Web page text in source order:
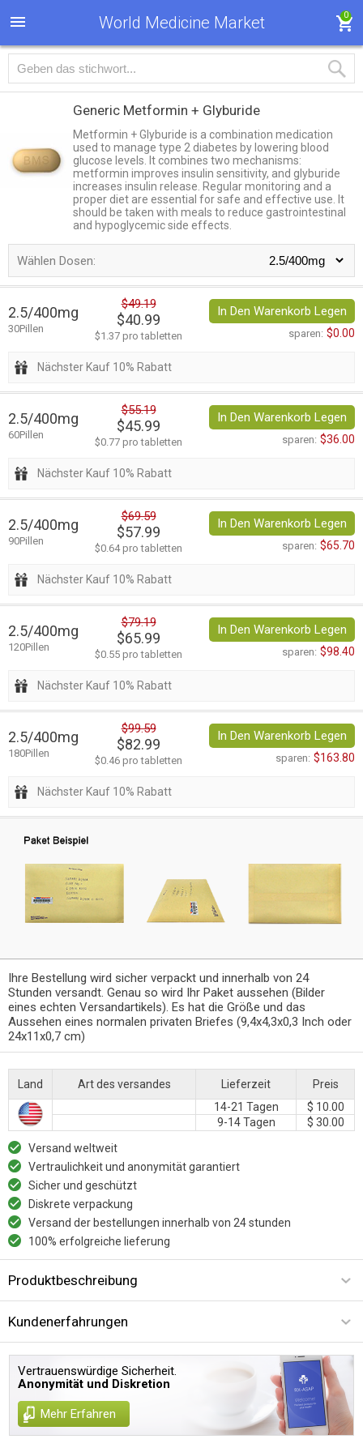
World Medicine Market 0
Generic Metformin + Glyburide
Metformin + Glyburide is a combination medication
used to manage type 2 diabetes by lowering blood
glucose levels. It combines two mechanisms:
metformin improves insulin sensitivity, and glyburide
increases insulin release. Regular monitoring and a
proper diet are essential for safe and effective use. It
should be taken with meals to reduce gastrointestinal
and hypoglycemic side effects.
Wählen Dosen:
2.5/400mg
30Pillen
$49.19
$40.99
$1.37 pro tabletten
In Den Warenkorb Legen
sparen: $0.00
Nächster Kauf 10% Rabatt
2.5/400mg
60Pillen
$55.19
$45.99
$0.77 pro tabletten
In Den Warenkorb Legen
sparen: $36.00
Nächster Kauf 10% Rabatt
2.5/400mg
90Pillen
$69.59
$57.99
$0.64 pro tabletten
In Den Warenkorb Legen
sparen: $65.70
Nächster Kauf 10% Rabatt
2.5/400mg
120Pillen
$79.19
$65.99
$0.55 pro tabletten
In Den Warenkorb Legen
sparen: $98.40
Nächster Kauf 10% Rabatt
2.5/400mg
180Pillen
$99.59
$82.99
$0.46 pro tabletten
In Den Warenkorb Legen
sparen: $163.80
Nächster Kauf 10% Rabatt
Ihre Bestellung wird sicher verpackt und innerhalb von 24
Stunden versandt. Genau so wird Ihr Paket aussehen (Bilder
eines echten Versandartikels). Es hat die Größe und das
Aussehen eines normalen privaten Briefes (9,4x4,3x0,3 Inch oder
24x11x0,7 cm)
Land Art des versandes Lieferzeit
Preis
14-21 Tagen
$ 10.00
9-14 Tagen
$ 30.00
Versand weltweit
Vertraulichkeit und anonymität garantiert
Sicher und geschützt
Diskrete verpackung
Versand der bestellungen innerhalb von 24 stunden
100% erfolgreiche lieferung
Produktbeschreibung
Kundenerfahrungen
Vertrauenswürdige Sicherheit.
Anonymität und Diskretion
Mehr Erfahren